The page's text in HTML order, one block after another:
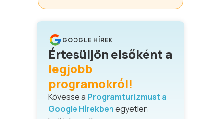
GOOGLE HÍREK
Értesüljön elsőként a
legjobb
programokról!
Kövesse a Programturizmust a
Google Hírekbenegyetlen